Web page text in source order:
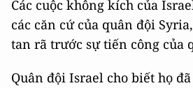
Các cuộc không kích của
các căn cứ của quân đội
tan rã trước sự tiến công của
Quân đội Israel cho biết họ